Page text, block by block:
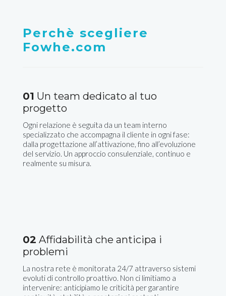
Perchè scegliere
Fowhe.com
01 Un team dedicato al tuo
progetto
Ogni relazione è seguita da un team interno
specializzato che accompagna il cliente in ogni fase:
dalla progettazione all’attivazione, fino all’evoluzione
del servizio. Un approccio consulenziale, continuo e
realmente su misura.
02 Affidabilità che anticipa i
problemi
La nostra rete è monitorata 24/7 attraverso sistemi
evoluti di controllo proattivo. Non ci limitiamo a
intervenire: anticipiamo le criticità per garantire